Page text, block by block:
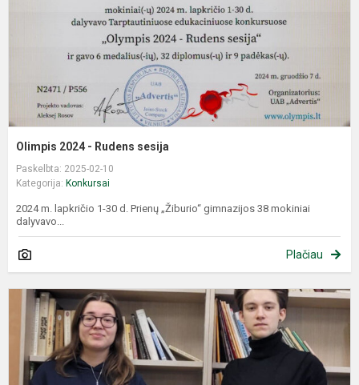
Olimpis 2024 - Rudens sesija
Paskelbta: 2025-02-10
Kategorija: Konkursai
2024 m. lapkričio 1-30 d. Prienų „Žiburio“ gimnazijos 38 mokiniai
dalyvavo...
Plačiau